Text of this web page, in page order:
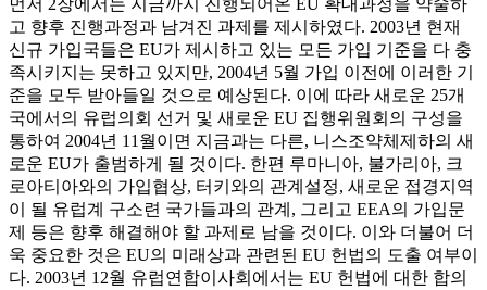
먼저 2장에서는 지금까지 진행되어온 EU 확대과정을 약술하
고 향후 진행과정과 남겨진 과제를 제시하였다. 2003년 현재
신규 가입국들은 EU가 제시하고 있는 모든 가입 기준을 다 충
족시키지는 못하고 있지만, 2004년 5월 가입 이전에 이러한 기
준을 모두 받아들일 것으로 예상된다. 이에 따라 새로운 25개
국에서의 유럽의회 선거 및 새로운 EU 집행위원회의 구성을
통하여 2004년 11월이면 지금과는 다른, 니스조약체제하의 새
로운 EU가 출범하게 될 것이다. 한편 루마니아, 불가리아, 크
로아티아와의 가입협상, 터키와의 관계설정, 새로운 접경지역
이 될 유럽계 구소련 국가들과의 관계, 그리고 EEA의 가입문
제 등은 향후 해결해야 할 과제로 남을 것이다. 이와 더불어 더
욱 중요한 것은 EU의 미래상과 관련된 EU 헌법의 도출 여부이
다. 2003년 12월 유럽연합이사회에서는 EU 헌법에 대한 합의